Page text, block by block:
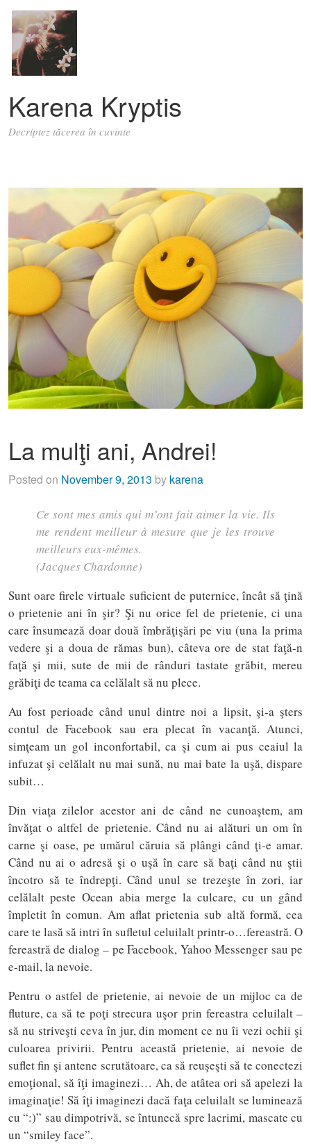
Karena Kryptis
Decriptez tăcerea în cuvinte
La mulţi ani, Andrei!
Posted on November 9, 2013 by karena
Ce sont mes amis qui m’ont fait aimer la vie. Ils
me rendent meilleur à mesure que je les trouve
meilleurs eux-mêmes.
(Jacques Chardonne)
Sunt oare firele virtuale suficient de puternice, încât să ţină
o prietenie ani în şir? Şi nu orice fel de prietenie, ci una
care însumează doar două îmbrăţişări pe viu (una la prima
vedere şi a doua de rămas bun), câteva ore de stat faţă-n
faţă şi mii, sute de mii de rânduri tastate grăbit, mereu
grăbiţi de teama ca celălalt să nu plece.
Au fost perioade când unul dintre noi a lipsit, şi-a şters
contul de Facebook sau era plecat în vacanţă. Atunci,
simţeam un gol inconfortabil, ca şi cum ai pus ceaiul la
infuzat şi celălalt nu mai sună, nu mai bate la uşă, dispare
subit…
Din viaţa zilelor acestor ani de când ne cunoaştem, am
învăţat o altfel de prietenie. Când nu ai alături un om în
carne şi oase, pe umărul căruia să plângi când ţi-e amar.
Când nu ai o adresă şi o uşă în care să baţi când nu ştii
încotro să te îndrepţi. Când unul se trezeşte în zori, iar
celălalt peste Ocean abia merge la culcare, cu un gând
împletit în comun. Am aflat prietenia sub altă formă, cea
care te lasă să intri în sufletul celuilalt printr-o…fereastră. O
fereastră de dialog – pe Facebook, Yahoo Messenger sau pe
e-mail, la nevoie.
Pentru o astfel de prietenie, ai nevoie de un mijloc ca de
fluture, ca să te poţi strecura uşor prin fereastra celuilalt –
să nu striveşti ceva în jur, din moment ce nu îi vezi ochii şi
culoarea privirii. Pentru această prietenie, ai nevoie de
suflet fin şi antene scrutătoare, ca să reuşeşti să te conectezi
emoţional, să îţi imaginezi… Ah, de atâtea ori să apelezi la
imaginaţie! Să îţi imaginezi dacă faţa celuilalt se luminează
cu “:)” sau dimpotrivă, se întunecă spre lacrimi, mascate cu
un “smiley face”.